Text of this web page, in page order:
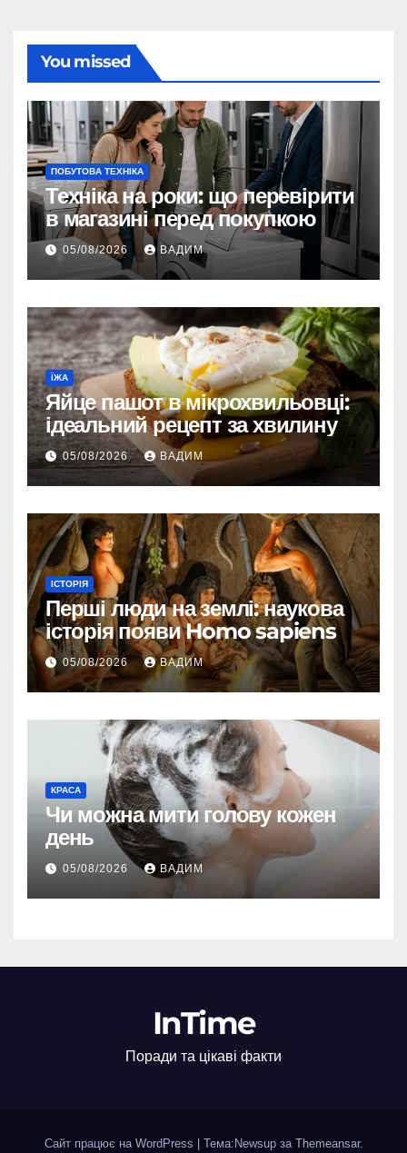
You missed
ПОБУТОВА ТЕХНІКА
Техніка на роки: що перевірити
в магазині перед покупкою
05/08/2026 ВАДИМ
ЇЖА
Яйце пашот в мікрохвильовці:
ідеальний рецепт за хвилину
05/08/2026 ВАДИМ
ІСТОРІЯ
Перші люди на землі: наукова
історія появи Homo sapiens
05/08/2026 ВАДИМ
КРАСА
Чи можна мити голову кожен
день
05/08/2026 ВАДИМ
InTime
Поради та цікаві факти
Сайт працює на WordPress Тема:Newsup за Themeansar.